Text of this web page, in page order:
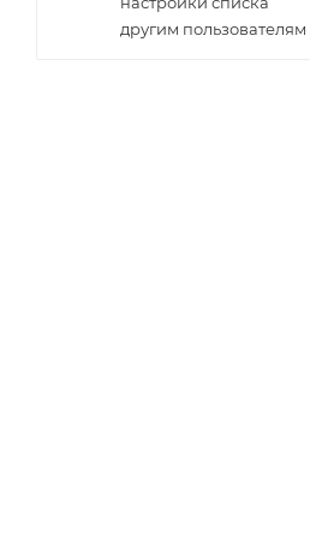
другим пользователям